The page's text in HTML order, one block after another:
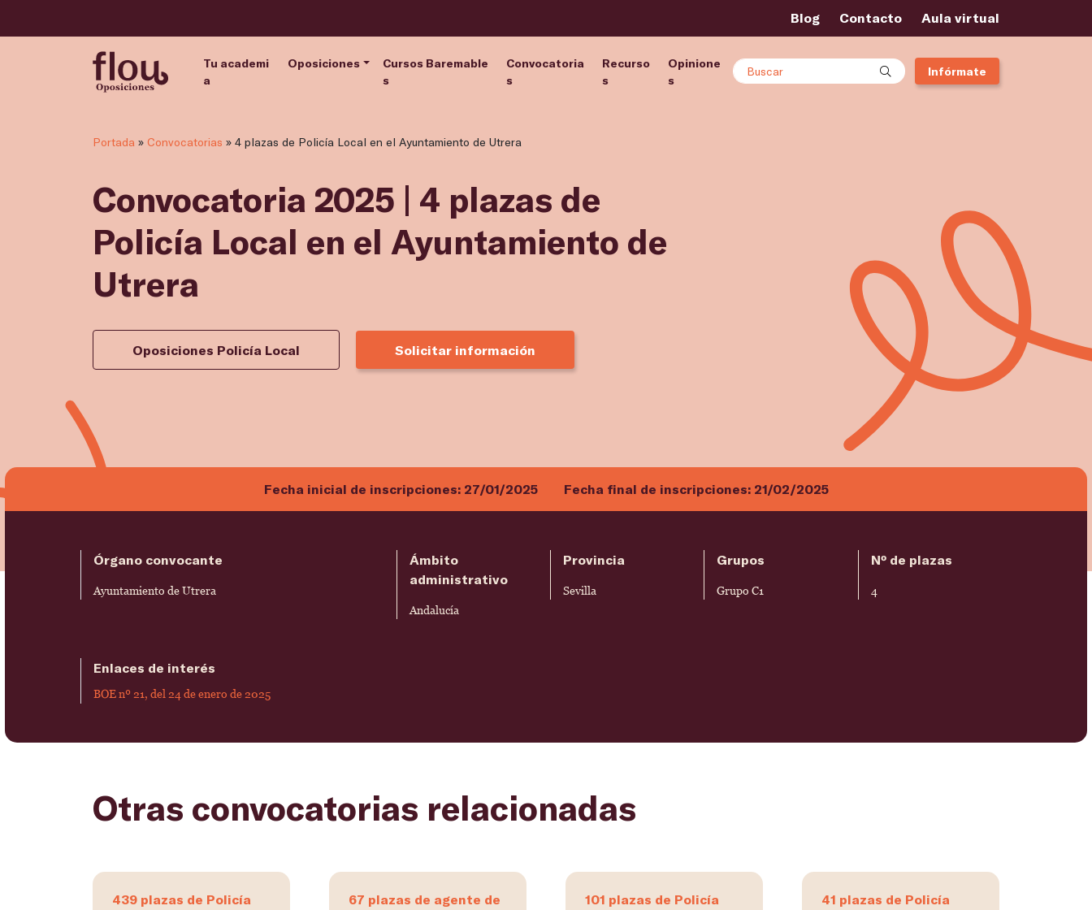
Blog Contacto Aula virtual
Tu academi
a
Oposiciones
Cursos Baremable
s
Convocatoria
s
Recurso
s
Opinione
s
Buscar Infórmate
Portada » Convocatorias » 4 plazas de Policía Local en el Ayuntamiento de Utrera
Convocatoria 2025 | 4 plazas de
Policía Local en el Ayuntamiento de
Utrera
Oposiciones Policía Local Solicitar información
Fecha inicial de inscripciones: 27/01/2025 Fecha final de inscripciones: 21/02/2025
Órgano convocante
Ayuntamiento de Utrera
Ámbito
administrativo
Andalucía
Provincia
Sevilla
Grupos
Grupo C1
Nº de plazas
4
Enlaces de interés
BOE nº 21, del 24 de enero de 2025
Otras convocatorias relacionadas
439 plazas de Policía
67 plazas de agente de
101 plazas de Policía
41 plazas de Policía